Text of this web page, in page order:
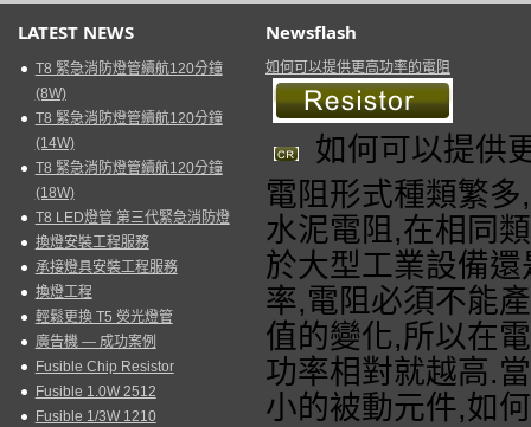
LATEST NEWS
T8 緊急消防燈管續航120分鐘
(8W)
T8 緊急消防燈管續航120分鐘
(14W)
T8 緊急消防燈管續航120分鐘
(18W)
T8 LED燈管 第三代緊急消防燈
換燈安裝工程服務
承接燈具安裝工程服務
換燈工程
輕鬆更換 T5 熒光燈管
廣告機 — 成功案例
Fusible Chip Resistor
Fusible 1.0W 2512
Fusible 1/3W 1210
Newsflash
如何可以提供更高功率的電阻
如何可以提供
電阻形式種類繁多,
水泥電阻,在相同
於大型工業設備
率,電阻必須不能
值的變化,所以在
功率相對就越高.
小的被動元件,如